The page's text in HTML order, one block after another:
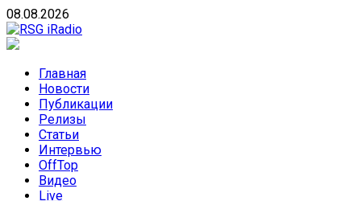
Skip
to
content
08.08.2026
направлений без возрастных ограничений
Главная
Новости
Публикации
Релизы
Статьи
Интервью
OffTop
Видео
Live